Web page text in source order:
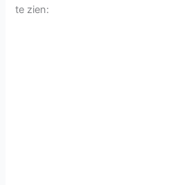
te zien: